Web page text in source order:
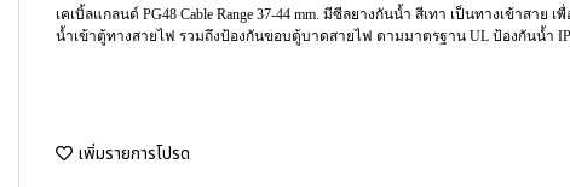
เคเบิ้ลแกลนด์ PG48 Cable Range 37-44 mm. มีซีลยางกันน้ำ สีเทา เป็นทางเข้าสาย
น้ำเข้าตู้ทางสายไฟ รวมถึงป้องกันขอบตู้บาดสายไฟ ตามมาตรฐาน UL ป้องกันน้ำ
เพิ่มรายการโปรด